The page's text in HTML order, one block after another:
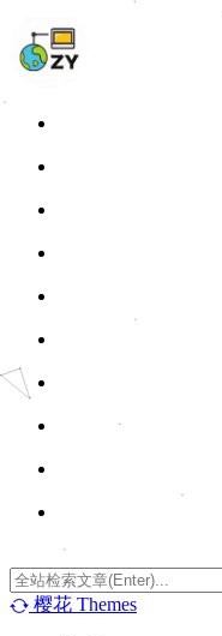
樱花 Themes